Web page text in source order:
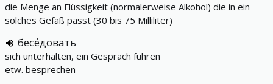
die Menge an Flüssigkeit (normalerweise Alkohol) die in ein
solches Gefäß passt (30 bis 75 Milliliter)
бесе́довать
sich unterhalten, ein Gespräch führen
etw. besprechen